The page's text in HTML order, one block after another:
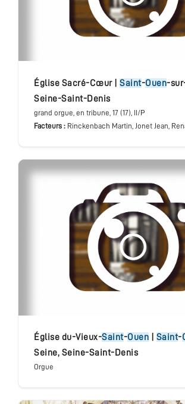
église Sacré-Cœur| Saint-Ouen-
Seine-Saint-Denis
grand orgue , en tribune , 17 (17), II/P
Facteurs : Rinckenbach Martin, Jonet Jean,
église du-Vieux-Saint-Ouen Saint-
Seine, Seine-Saint-Denis
Orgue